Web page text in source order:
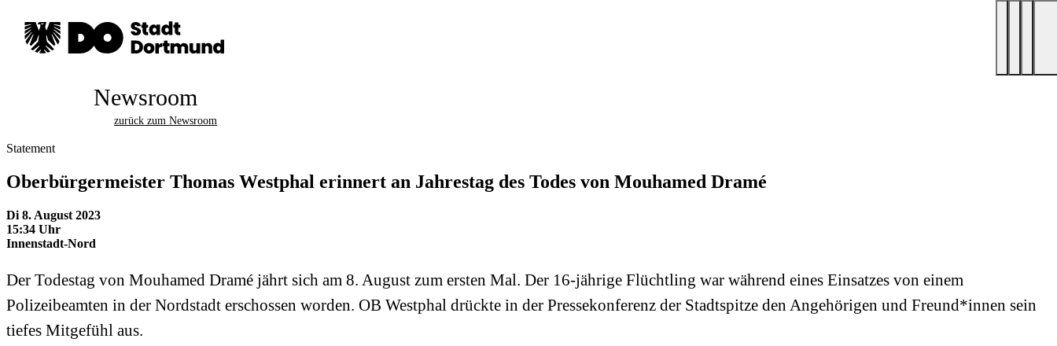
Newsroom
zurück zum Newsroom
Statement
Oberbürgermeister Thomas Westphal erinnert an Jahrestag des Todes von Mouhamed Dramé
Di 8. August 2023
15:34 Uhr
Innenstadt-Nord
Der Todestag von Mouhamed Dramé jährt sich am 8. August zum ersten Mal. Der 16-jährige Flüchtling war während eines Einsatzes von einem
Polizeibeamten in der Nordstadt erschossen worden. OB Westphal drückte in der Pressekonferenz der Stadtspitze den Angehörigen und Freund*innen sein
tiefes Mitgefühl aus.